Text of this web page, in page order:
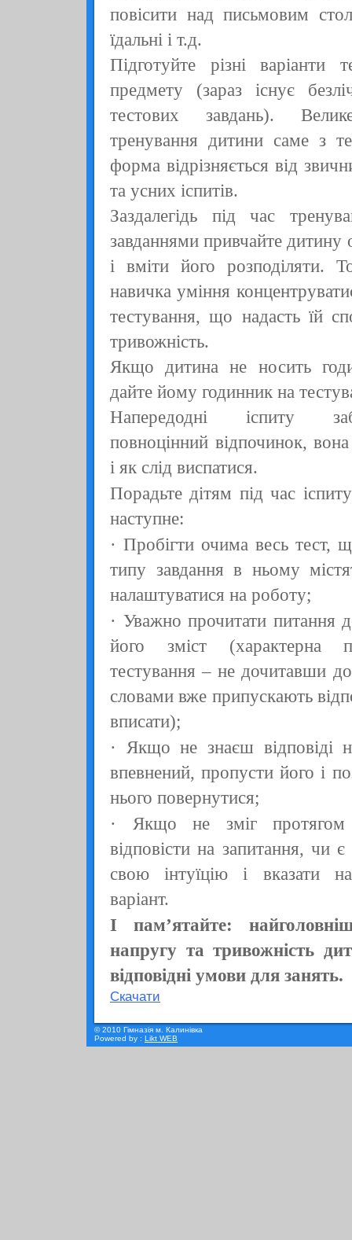
повісити над письмовим
їдальні і т.д.
Підготуйте різні варіанти
предмету (зараз існує
тестових завдань).
тренування дитини саме з
форма відрізняється від
та усних іспитів.
Заздалегідь під час
завданнями привчайте дитину
і вміти його розподіляти.
навичка уміння
тестування, що надасть їй
тривожність.
Якщо дитина не носить
дайте йому годинник на
Напередодні іспиту
повноцінний відпочинок,
і як слід виспатися.
Порадьте дітям під час
наступне:
· Пробігти очима весь тест,
типу завдання в ньому
налаштуватися на роботу;
· Уважно прочитати питання
його зміст (характерна
тестування – не дочитавши
словами вже припускають
вписати);
· Якщо не знаєш відповіді
впевнений, пропусти його і
нього повернутися;
· Якщо не зміг протягом
відповісти на запитання, чи
свою інтуїцію і вказати
варіант.
І пам’ятайте:
напругу та тривожність
відповідні умови для занять.
Скачати
© 2010 Гімназія м. Калинівка
Powered by : Likt WEB